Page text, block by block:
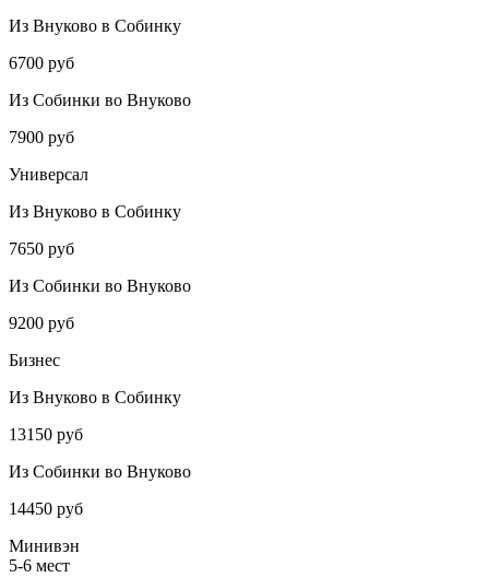
Из Внуково в Собинку
6700 руб
Из Собинки во Внуково
7900 руб
Универсал
Из Внуково в Собинку
7650 руб
Из Собинки во Внуково
9200 руб
Бизнес
Из Внуково в Собинку
13150 руб
Из Собинки во Внуково
14450 руб
Минивэн
5-6 мест